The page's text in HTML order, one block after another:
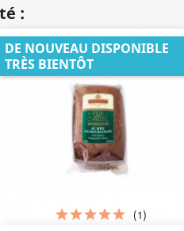
:
(1)
DE NOUVEAU DISPONIBLE
TRÈS BIENTÔT